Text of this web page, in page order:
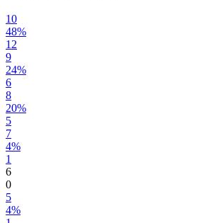
10
48%
12
9
24%
6
8
20%
5
7
4%
1
6
0
5
4%